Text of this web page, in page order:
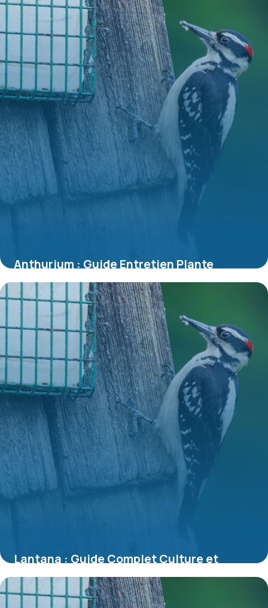
9 juillet 2026
Anthurium : Guide Entretien Plante
d’Intérieur
8 juillet 2026
Lantana : Guide Complet Culture et
Entretien 2026
7 juillet 2026